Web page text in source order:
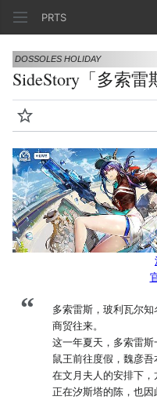
PRTS
DOSSOLES HOLIDAY
SideStory「多索雷
监视
“
多索雷斯，玻利瓦尔
商贸往来。
这一年夏天，多索雷
鼠王前往度假，魏彦吾
在文月夫人的安排下，
正在汐斯塔的陈，也